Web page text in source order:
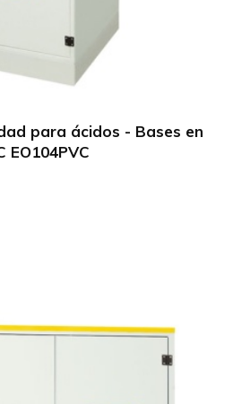
para ácidos - Bases en
EO104PVC